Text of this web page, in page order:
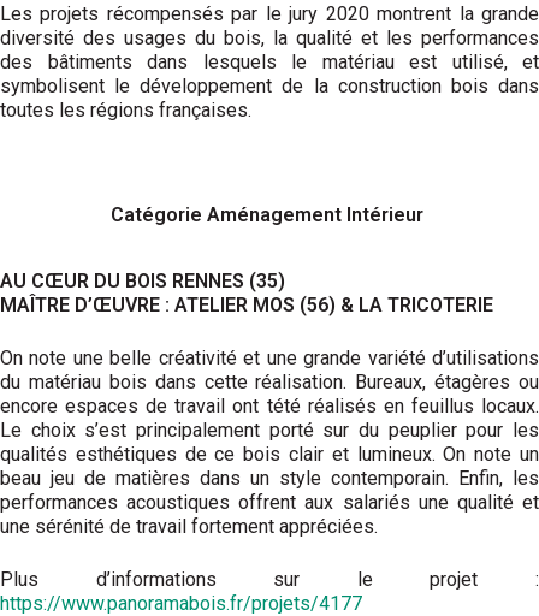
Les projets récompensés par le jury 2020 montrent la grande
diversité des usages du bois, la qualité et les performances
des bâtiments dans lesquels le matériau est utilisé, et
symbolisent le développement de la construction bois dans
toutes les régions françaises.
Catégorie Aménagement Intérieur
AU CŒUR DU BOIS RENNES (35)
MAÎTRE D’ŒUVRE : ATELIER MOS (56) & LA TRICOTERIE
On note une belle créativité et une grande variété d’utilisations
du matériau bois dans cette réalisation. Bureaux, étagères ou
encore espaces de travail ont tété réalisés en feuillus locaux.
Le choix s’est principalement porté sur du peuplier pour les
qualités esthétiques de ce bois clair et lumineux. On note un
beau jeu de matières dans un style contemporain. Enfin, les
performances acoustiques offrent aux salariés une qualité et
une sérénité de travail fortement appréciées.
Plus d’informations sur le projet :
https://www.panoramabois.fr/projets/4177